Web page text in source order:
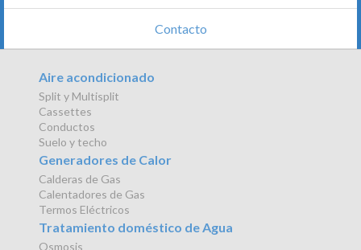
Contacto
Aire acondicionado
Split y Multisplit
Cassettes
Conductos
Suelo y techo
Generadores de Calor
Calderas de Gas
Calentadores de Gas
Termos Eléctricos
Tratamiento doméstico de Agua
Osmosis